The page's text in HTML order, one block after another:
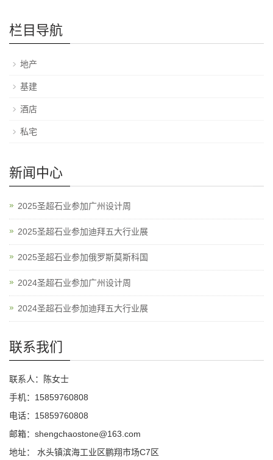
栏目导航
地产
基建
酒店
私宅
新闻中心
2025圣超石业参加广州设计周
2025圣超石业参加迪拜五大行业展
2025圣超石业参加俄罗斯莫斯科国
2024圣超石业参加广州设计周
2024圣超石业参加迪拜五大行业展
联系我们
联系人：陈女士
手机：15859760808
电话：15859760808
邮箱：shengchaostone@163.com
地址： 水头镇滨海工业区鹏翔市场C7区